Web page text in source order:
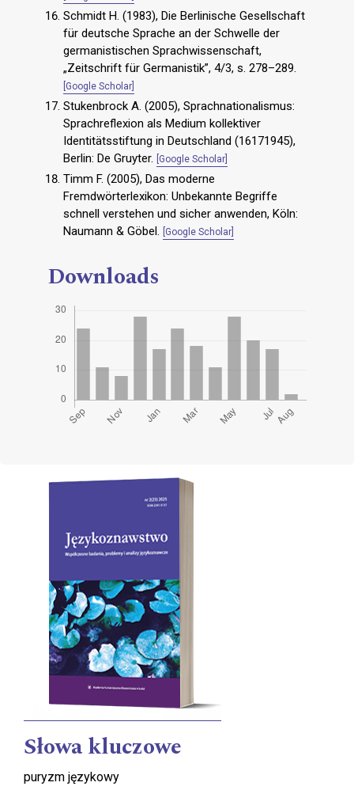
Schmidt H. (1983), Die Berlinische Gesellschaft
für deutsche Sprache an der Schwelle der
germanistischen Sprachwissenschaft,
„Zeitschrift für Germanistik”, 4/3, s. 278–289.
[Google Scholar]
Stukenbrock A. (2005), Sprachnationalismus:
Sprachreflexion als Medium kollektiver
Identitätsstiftung in Deutschland (16171945),
Berlin: De Gruyter.
[Google Scholar]
Timm F. (2005), Das moderne
Fremdwörterlexikon: Unbekannte Begriffe
schnell verstehen und sicher anwenden, Köln:
Naumann & Göbel.
[Google Scholar]
Downloads
Cover image
Słowa kluczowe
puryzm językowy